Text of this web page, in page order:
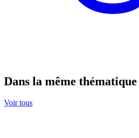
Dans la même thématique
Voir tous